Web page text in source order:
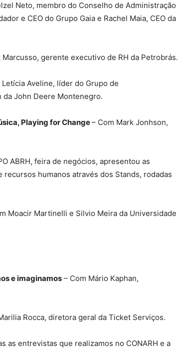
Neto, membro do Conselho de Administração
e CEO do Grupo Gaia e Rachel Maia, CEO da
Marcusso, gerente executivo de RH da Petrobrás.
Letícia Aveline, líder do Grupo de
da John Deere Montenegro.
Playing for Change– Com Mark Jonhson,
ABRH, feira de negócios, apresentou as
humanos através dos Stands, rodadas
Moacir Martinelli e Silvio Meira da Universidade
e imaginamos – Com Mário Kaphan,
Rocca, diretora geral da Ticket Serviços.
as entrevistas que realizamos no CONARH e a